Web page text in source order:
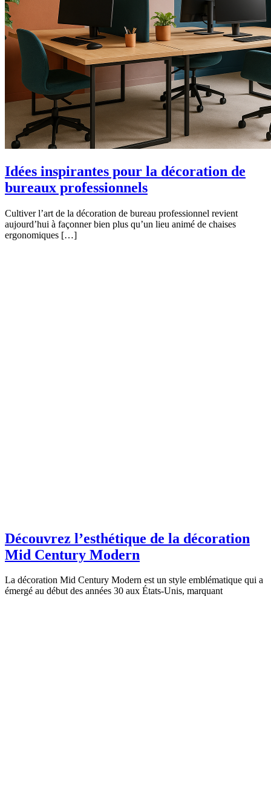
Idées inspirantes pour la décoration de
bureaux professionnels
Cultiver l’art de la décoration de bureau professionnel revient
aujourd’hui à façonner bien plus qu’un lieu animé de chaises
ergonomiques […]
Découvrez l’esthétique de la décoration
Mid Century Modern
La décoration Mid Century Modern est un style emblématique qui a
émergé au début des années 30 aux États-Unis, marquant